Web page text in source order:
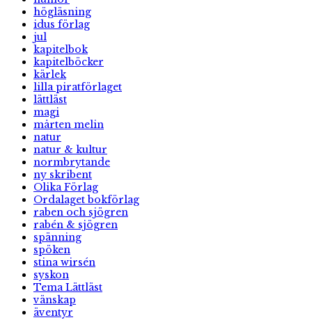
högläsning
idus förlag
jul
kapitelbok
kapitelböcker
kärlek
lilla piratförlaget
lättläst
magi
mårten melin
natur
natur & kultur
normbrytande
ny skribent
Olika Förlag
Ordalaget bokförlag
raben och sjögren
rabén & sjögren
spänning
spöken
stina wirsén
syskon
Tema Lättläst
vänskap
äventyr